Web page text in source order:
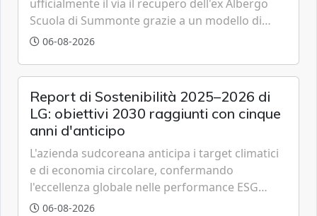
ufficialmente il via il recupero dell'ex Albergo
Scuola di Summonte grazie a un modello di
partenariato pubblico-privato e a una rete di
06-08-2026
Report di Sostenibilità 2025–2026 di
LG: obiettivi 2030 raggiunti con cinque
anni d'anticipo
L'azienda sudcoreana anticipa i target climatici
e di economia circolare, confermando
l'eccellenza globale nelle performance ESG
grazie a innovazione, accessibilità e governance
06-08-2026